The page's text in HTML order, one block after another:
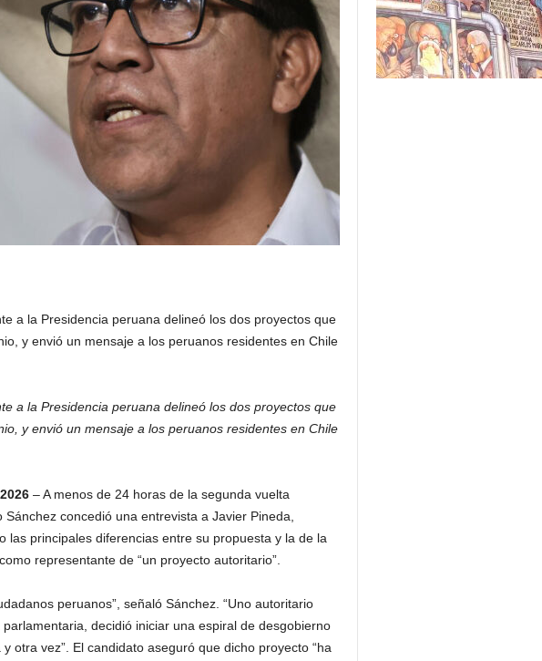
a la Presidencia peruana delineó los dos proyectos que
y envió un mensaje a los peruanos residentes en Chile
a la Presidencia peruana delineó los dos proyectos que
y envió un mensaje a los peruanos residentes en Chile
– A menos de 24 horas de la segunda vuelta
concedió una entrevista a Javier Pineda,
las principales diferencias entre su propuesta y la de la
representante de “un proyecto autoritario”.
peruanos”, señaló Sánchez. “Uno autoritario
decidió iniciar una espiral de desgobierno
otra vez”. El candidato aseguró que dicho proyecto “ha